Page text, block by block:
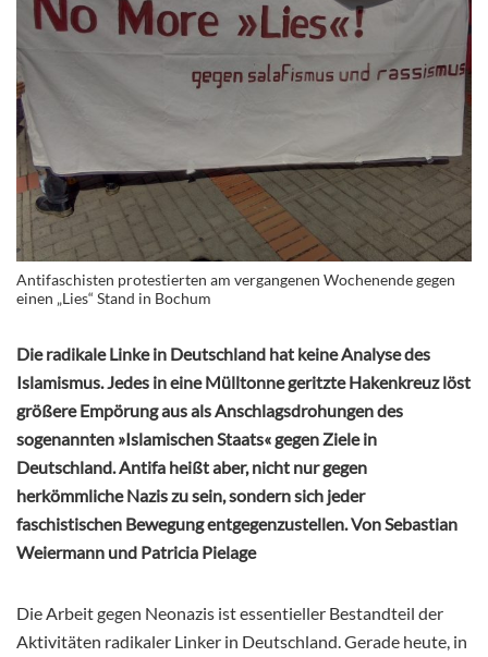
Antifaschisten protestierten am vergangenen Wochenende gegen
einen „Lies“ Stand in Bochum
Die radikale Linke in Deutschland hat keine Analyse des
Islamismus. Jedes in eine Mülltonne geritzte Hakenkreuz löst
größere Empörung aus als Anschlags­drohungen des
sogenannten »Islamischen Staats« gegen Ziele in
Deutschland. Antifa heißt aber, nicht nur gegen
herkömmliche Nazis zu sein, sondern sich jeder
faschistischen Bewegung entgegenzustellen. Von Sebastian
Weiermann und Patricia Pielage
Die Arbeit gegen Neonazis ist essentieller Bestandteil der
Aktivitäten radikaler Linker in Deutschland. Gerade heute, in